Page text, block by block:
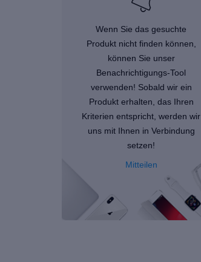
Wenn Sie das gesuchte
Produkt nicht finden können,
können Sie unser
Benachrichtigungs-Tool
verwenden! Sobald wir ein
Produkt erhalten, das Ihren
Kriterien entspricht, werden wir
uns mit Ihnen in Verbindung
setzen!
Mitteilen